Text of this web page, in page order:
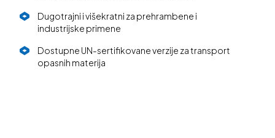
Dugotrajni i višekratni za prehrambene i
industrijske primene
Dostupne UN-sertifikovane verzije za transport
opasnih materija